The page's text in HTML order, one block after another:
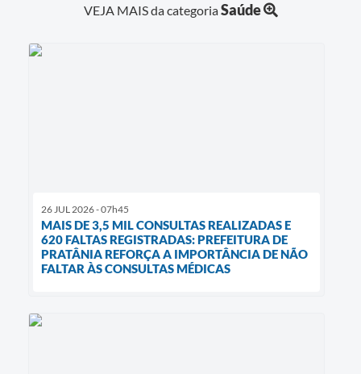
VEJA MAIS da categoriaSaúde
26 JUL 2026 - 07h45
MAIS DE 3,5 MIL CONSULTAS REALIZADAS E
620 FALTAS REGISTRADAS: PREFEITURA DE
PRATÂNIA REFORÇA A IMPORTÂNCIA DE NÃO
FALTAR ÀS CONSULTAS MÉDICAS